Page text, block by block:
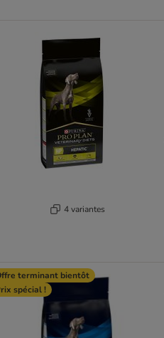
4 variantes
terminant bientôt
spécial !